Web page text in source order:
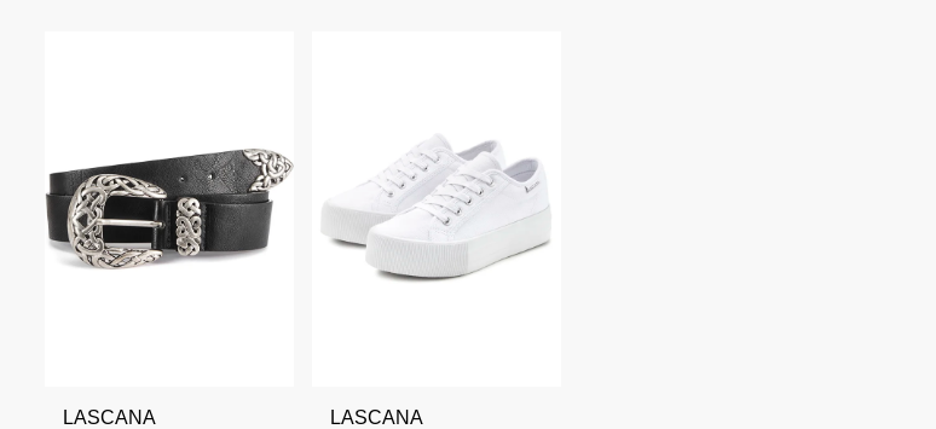
LASCANA
LASCANA